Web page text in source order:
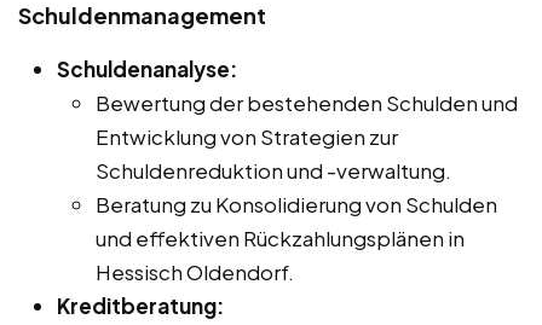
Schuldenmanagement
Schuldenanalyse:
Bewertung der bestehenden Schulden und
Entwicklung von Strategien zur
Schuldenreduktion und -verwaltung.
Beratung zu Konsolidierung von Schulden
und effektiven Rückzahlungsplänen in
Hessisch Oldendorf.
Kreditberatung: